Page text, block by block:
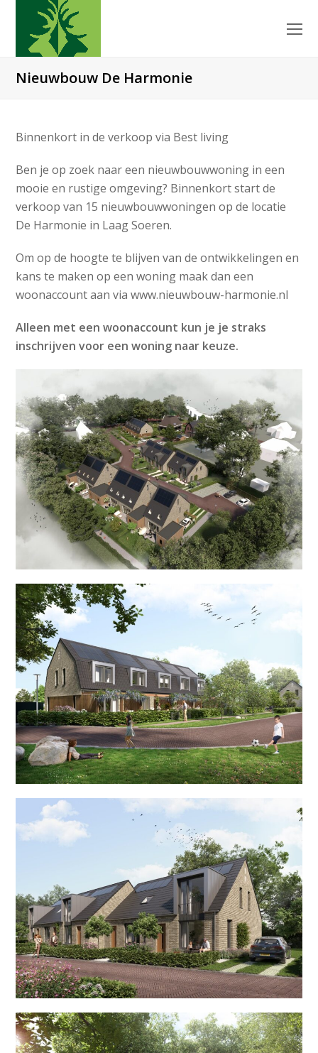
Nieuwbouw De Harmonie
Binnenkort in de verkoop via Best living
Ben je op zoek naar een nieuwbouwwoning in een
mooie en rustige omgeving? Binnenkort start de
verkoop van 15 nieuwbouwwoningen op de locatie
De Harmonie in Laag Soeren.
Om op de hoogte te blijven van de ontwikkelingen en
kans te maken op een woning maak dan een
woonaccount aan via www.nieuwbouw-harmonie.nl
Alleen met een woonaccount kun je je straks
inschrijven voor een woning naar keuze.